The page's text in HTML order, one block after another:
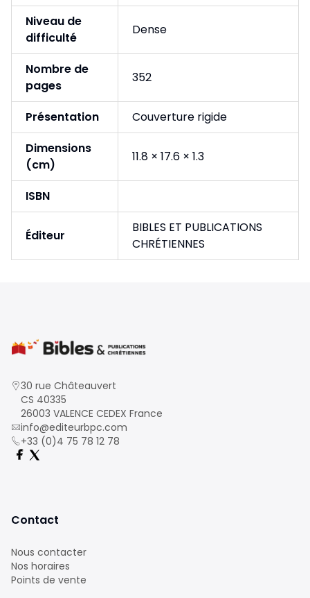
Niveau de
difficulté
Dense
Nombre de
pages
352
Présentation
Couverture rigide
Dimensions
(cm)
11.8 × 17.6 × 1.3
ISBN
Éditeur
BIBLES ET PUBLICATIONS
CHRÉTIENNES
30 rue Châteauvert
CS 40335
26003 VALENCE CEDEX France
info@editeurbpc.com
+33 (0)4 75 78 12 78
Contact
Nous contacter
Nos horaires
Points de vente